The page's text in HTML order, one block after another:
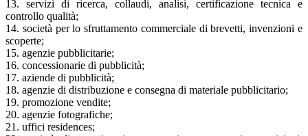
13. servizi di ricerca, collaudi, analisi, certificazione tecnica e
controllo qualità;
14. società per lo sfruttamento commerciale di brevetti, invenzioni e
scoperte;
15. agenzie pubblicitarie;
16. concessionarie di pubblicità;
17. aziende di pubblicità;
18. agenzie di distribuzione e consegna di materiale pubblicitario;
19. promozione vendite;
20. agenzie fotografiche;
21. uffici residences;